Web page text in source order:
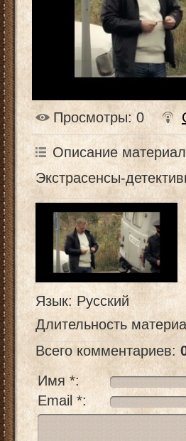
Просмотры: 0
Описание
Экстрасенсы-
Язык: Русский
Длительность
Всего комментариев:
Имя *:
Email *: